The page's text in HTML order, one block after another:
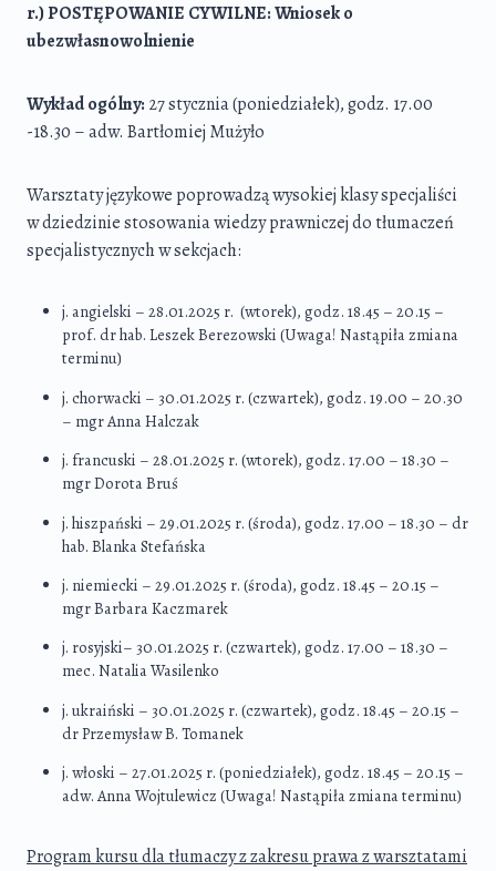
r.)POSTĘPOWANIE CYWILNE: Wniosek o
ubezwłasnowolnienie
Wykład ogólny: 27 stycznia (poniedziałek), godz. 17.00
-18.30 – adw. Bartłomiej Mużyło
Warsztaty językowe poprowadzą wysokiej klasy specjaliści
w dziedzinie stosowania wiedzy prawniczej do tłumaczeń
specjalistycznych w sekcjach:
j. angielski – 28.01.2025 r. (wtorek), godz. 18.45 – 20.15 –
prof. dr hab. Leszek Berezowski (Uwaga! Nastąpiła zmiana
terminu)
j. chorwacki – 30.01.2025 r. (czwartek), godz. 19.00 – 20.30
– mgr Anna Halczak
j. francuski – 28.01.2025 r. (wtorek), godz. 17.00 – 18.30 –
mgr Dorota Bruś
j. hiszpański – 29.01.2025 r. (środa), godz. 17.00 – 18.30 – dr
hab. Blanka Stefańska
j. niemiecki – 29.01.2025 r. (środa), godz. 18.45 – 20.15 –
mgr Barbara Kaczmarek
j. rosyjski– 30.01.2025 r. (czwartek), godz. 17.00 – 18.30 –
mec. Natalia Wasilenko
j. ukraiński – 30.01.2025 r. (czwartek), godz. 18.45 – 20.15 –
dr Przemysław B. Tomanek
j. włoski – 27.01.2025 r. (poniedziałek), godz. 18.45 – 20.15 –
adw. Anna Wojtulewicz (Uwaga! Nastąpiła zmiana terminu)
Program kursu dla tłumaczy z zakresu prawa z warsztatami